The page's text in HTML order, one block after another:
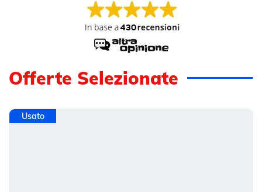
Offerte Selezionate
Usato